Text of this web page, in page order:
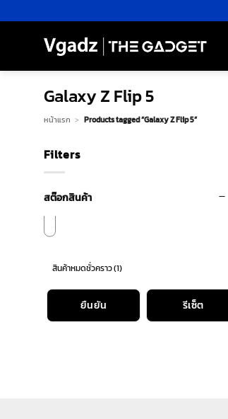
ไป
Galaxy Z Flip 5
หน้าแรก > Products tagged “Galaxy Z Flip 5”
Filters
สต๊อกสินค้า
สินค้าหมดชั่วคราว(1)
ยืนยัน รีเซ็ต